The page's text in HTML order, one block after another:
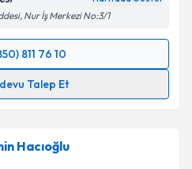
Nur İş Merkezi No:3/1
811 76 10
Talep Et
e-posta ile bilgilendireceğiz.
Hacıoğlu